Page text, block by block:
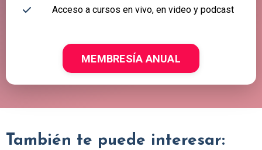
Acceso a cursos en vivo, en video y podcast
MEMBRESÍA ANUAL
También te puede interesar: